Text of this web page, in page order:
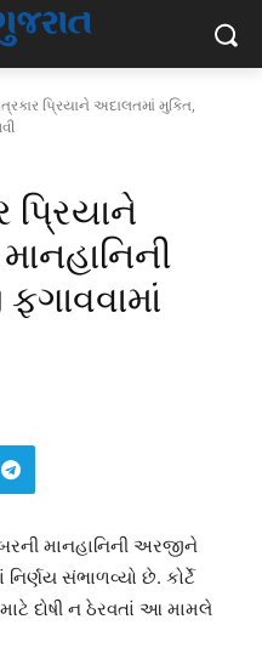
પ્રિયાને અદાલતમાં મુકિત,
પ્રિયાને
માનહાનિની અરજીને
નિર્ણય સંભાળવ્યો છે. કોર્ટે
માટે દોષી ન ઠેરવતાં આ મામલે